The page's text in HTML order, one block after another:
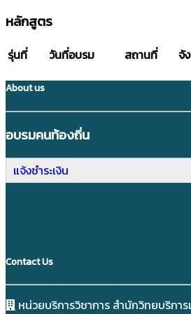
หลักสูตร
รุ่นที่ วันที่อบรม สถานที่ จั
About us
อบรมคนท้องถิ่น
แจ้งชำระเงิน
Contact Us
หน่วยบริการวิชาการ สำนักวิทยบริกา